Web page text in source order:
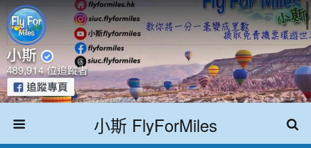
小斯 FlyForMiles